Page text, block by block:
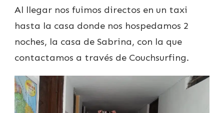
Al llegar nos fuimos directos en un taxi
hasta la casa donde nos hospedamos 2
noches, la casa de Sabrina, con la que
contactamos a través de Couchsurfing.